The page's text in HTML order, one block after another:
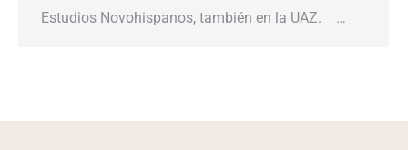
Estudios Novohispanos, también en la UAZ. …